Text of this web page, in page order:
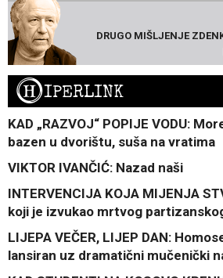
DRUGO MIŠLJENJE
HIPERLINK
KAD „RAZVOJ“ POPIJE VODU:
bazen u dvorištu, suša na vratima
VIKTOR IVANČIĆ: Nazad naši
INTERVENCIJA KOJA MIJENJA
koji je izvukao mrtvog
LIJEPA VEČER, LIJEP DAN:
lansiran uz dramatični mučenički